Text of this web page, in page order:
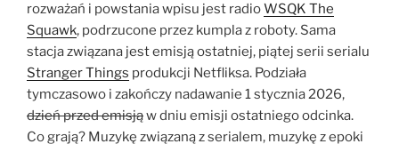
rozważań i powstania wpisu jest radioWSQK The
Squawk, podrzucone przez kumpla z roboty. Sama
stacja związana jest emisją ostatniej, piątej serii serialu
Stranger Things produkcji Netfliksa. Podziała
tymczasowo i zakończy nadawanie 1 stycznia 2026,
dzień przed emisjąw dniu emisji ostatniego odcinka.
Co grają? Muzykę związaną z serialem, muzykę z epoki